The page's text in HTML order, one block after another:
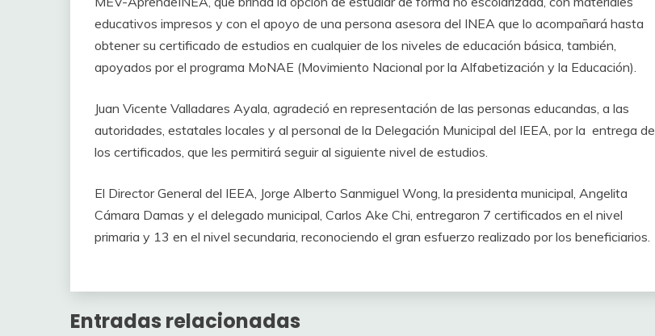
educativos impresos y con el apoyo de una persona asesora del INEA que lo acompañará hasta
obtener su certificado de estudios en cualquier de los niveles de educación básica, también,
apoyados por el programa MoNAE (Movimiento Nacional por la Alfabetización y la Educación).
Juan Vicente Valladares Ayala, agradeció en representación de las personas educandas, a las
autoridades, estatales locales y al personal de la Delegación Municipal del IEEA, por la entrega de
los certificados, que les permitirá seguir al siguiente nivel de estudios.
El Director General del IEEA, Jorge Alberto Sanmiguel Wong, la presidenta municipal, Angelita
Cámara Damas y el delegado municipal, Carlos Ake Chi, entregaron 7 certificados en el nivel
primaria y 13 en el nivel secundaria, reconociendo el gran esfuerzo realizado por los beneficiarios.
Entradas relacionadas